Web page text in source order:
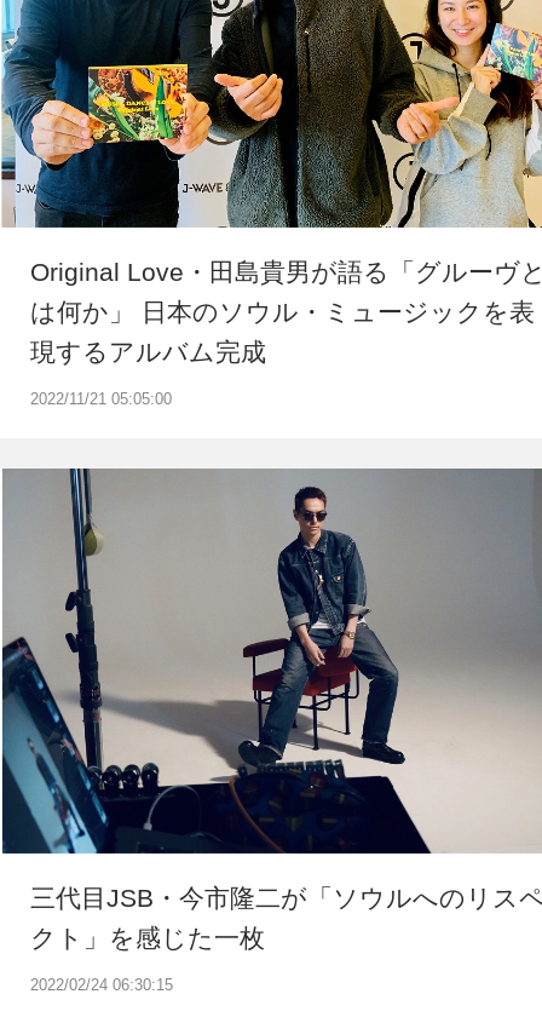
2022/11/21 05:05:00
Original Love・田島貴男が語る「グルーヴ
は何か」 日本のソウル・ミュージックを表
現するアルバム完成
2022/02/24 06:30:15
三代目JSB・今市隆二が「ソウルへのリス
クト」を感じた一枚